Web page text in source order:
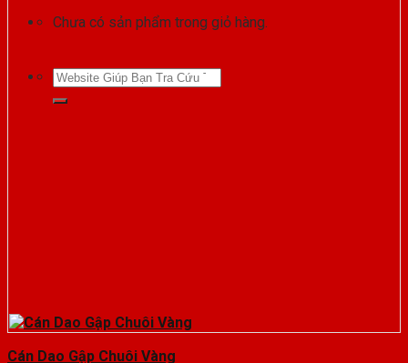
Chưa có sản phẩm trong giỏ hàng.
Tìm
kiếm:
Cán Dao Gập Chuôi Vàng